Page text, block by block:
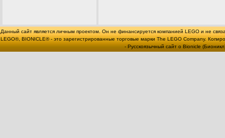
Данный сайт является личным проектом. Он не финансируется компанией LEGO и не
LEGO®, BIONICLE® - это зарегистрированные торговые марки The LEGO Company.
- Русскоязычный сайт о Bionicle